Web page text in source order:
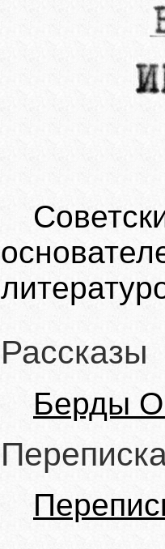
Рассказы
Берды